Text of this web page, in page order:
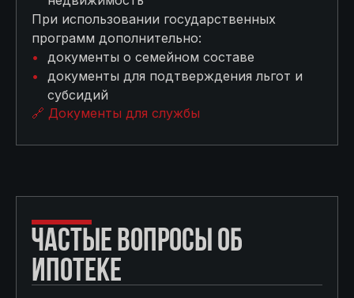
При использовании государственных
программ дополнительно:
документы о семейном составе
документы для подтверждения льгот и
субсидий
🔗 Документы для службы
ЧАСТЫЕ ВОПРОСЫ ОБ
ИПОТЕКЕ